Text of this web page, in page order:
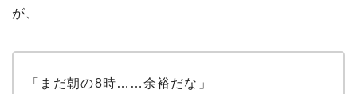
が、
「まだ朝の8時……余裕だな」